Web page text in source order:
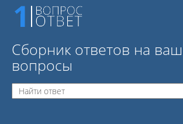
Сборник ответов на
вопросы